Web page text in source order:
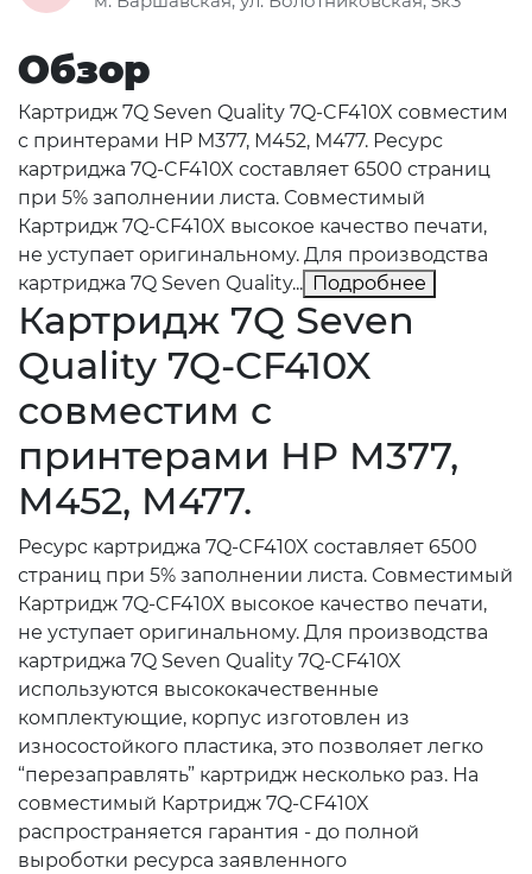
Обзор
Картридж 7Q Seven Quality 7Q-CF410X совместим
с принтерами HP M377, M452, M477. Ресурс
картриджа 7Q-CF410X составляет 6500 страниц
при 5% заполнении листа. Совместимый
Картридж 7Q-CF410X высокое качество печати,
не уступает оригинальному. Для производства
картриджа 7Q Seven Quality... Подробнее
Картридж 7Q Seven
Quality 7Q-CF410X
совместим с
принтерами HP M377,
M452, M477.
Ресурс картриджа 7Q-CF410X составляет 6500
страниц при 5% заполнении листа. Совместимый
Картридж 7Q-CF410X высокое качество печати,
не уступает оригинальному. Для производства
картриджа 7Q Seven Quality 7Q-CF410X
используются высококачественные
комплектующие, корпус изготовлен из
износостойкого пластика, это позволяет легко
“перезаправлять” картридж несколько раз. На
совместимый Картридж 7Q-CF410X
распространяется гарантия - до полной
выроботки ресурса заявленного